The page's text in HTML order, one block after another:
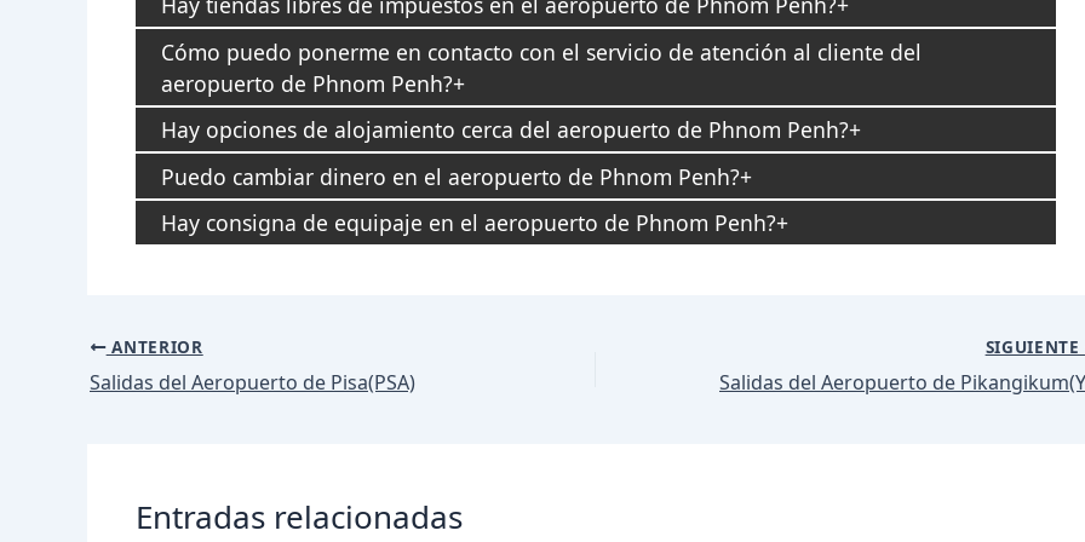
Cómo puedo ponerme en contacto con el servicio de atención al cliente del
aeropuerto de Phnom Penh?
Hay opciones de alojamiento cerca del aeropuerto de Phnom Penh?
Puedo cambiar dinero en el aeropuerto de Phnom Penh?
Hay consigna de equipaje en el aeropuerto de Phnom Penh?
Navegación
de
ANTERIOR
Salidas del Aeropuerto de Pisa(PSA)
SIGUIENTE
Entradas relacionadas